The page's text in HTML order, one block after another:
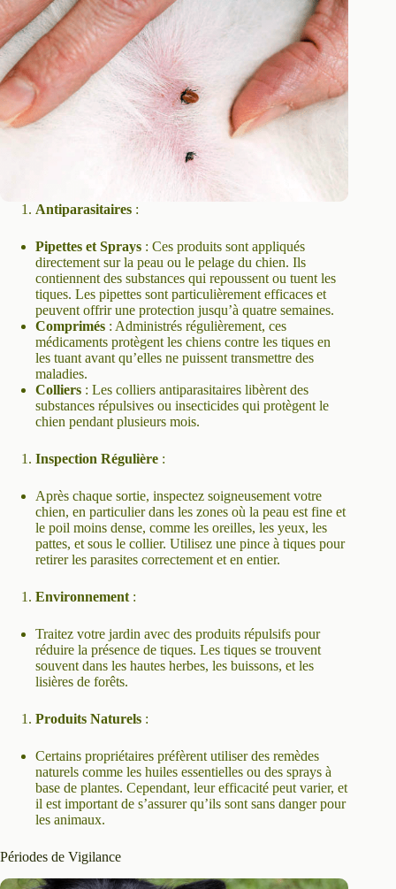
Antiparasitaires :
Pipettes et Sprays : Ces produits sont appliqués
directement sur la peau ou le pelage du chien. Ils
contiennent des substances qui repoussent ou tuent les
tiques. Les pipettes sont particulièrement efficaces et
peuvent offrir une protection jusqu’à quatre semaines.
Comprimés : Administrés régulièrement, ces
médicaments protègent les chiens contre les tiques en
les tuant avant qu’elles ne puissent transmettre des
maladies.
Colliers : Les colliers antiparasitaires libèrent des
substances répulsives ou insecticides qui protègent le
chien pendant plusieurs mois.
Inspection Régulière :
Après chaque sortie, inspectez soigneusement votre
chien, en particulier dans les zones où la peau est fine et
le poil moins dense, comme les oreilles, les yeux, les
pattes, et sous le collier. Utilisez une pince à tiques pour
retirer les parasites correctement et en entier.
Environnement :
Traitez votre jardin avec des produits répulsifs pour
réduire la présence de tiques. Les tiques se trouvent
souvent dans les hautes herbes, les buissons, et les
lisières de forêts.
Produits Naturels :
Certains propriétaires préfèrent utiliser des remèdes
naturels comme les huiles essentielles ou des sprays à
base de plantes. Cependant, leur efficacité peut varier, et
il est important de s’assurer qu’ils sont sans danger pour
les animaux.
Périodes de Vigilance